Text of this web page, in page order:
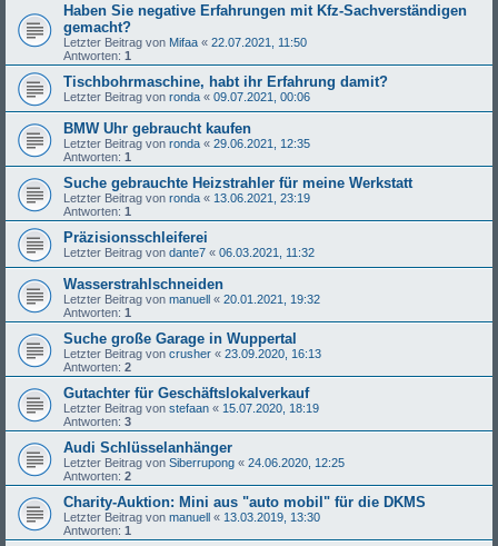
Haben Sie negative Erfahrungen mit Kfz-Sachverständigen
gemacht?
Letzter Beitrag von Mifaa « 22.07.2021, 11:50
Antworten: 1
Tischbohrmaschine, habt ihr Erfahrung damit?
Letzter Beitrag von ronda « 09.07.2021, 00:06
BMW Uhr gebraucht kaufen
Letzter Beitrag von ronda « 29.06.2021, 12:35
Antworten: 1
Suche gebrauchte Heizstrahler für meine Werkstatt
Letzter Beitrag von ronda « 13.06.2021, 23:19
Antworten: 1
Präzisionsschleiferei
Letzter Beitrag von dante7 « 06.03.2021, 11:32
Wasserstrahlschneiden
Letzter Beitrag von manuell « 20.01.2021, 19:32
Antworten: 1
Suche große Garage in Wuppertal
Letzter Beitrag von crusher « 23.09.2020, 16:13
Antworten: 2
Gutachter für Geschäftslokalverkauf
Letzter Beitrag von stefaan « 15.07.2020, 18:19
Antworten: 3
Audi Schlüsselanhänger
Letzter Beitrag von Siberrupong « 24.06.2020, 12:25
Antworten: 2
Charity-Auktion: Mini aus "auto mobil" für die DKMS
Letzter Beitrag von manuell « 13.03.2019, 13:30
Antworten: 1